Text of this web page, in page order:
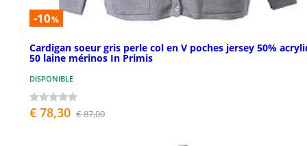
-10%
Cardigan soeur gris perle col en V poches jersey 50%
50 laine mérinos In Primis
DISPONIBLE
€ 78,30 € 87,00